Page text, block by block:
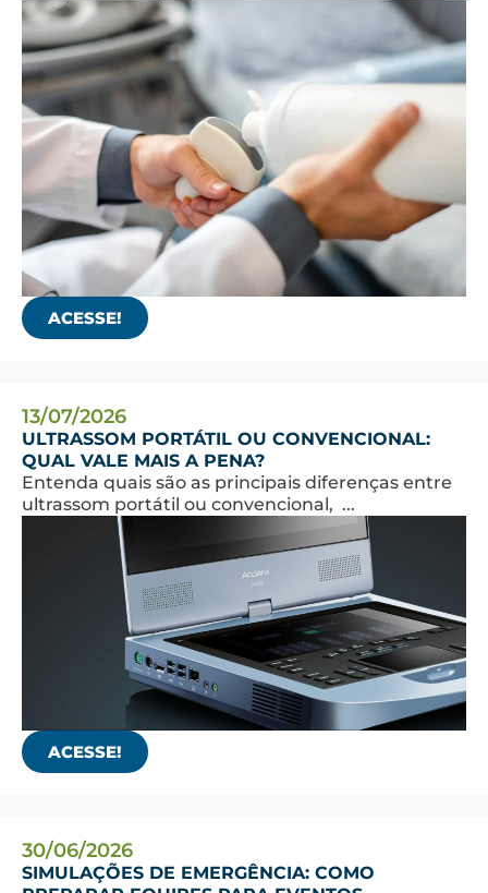
ACESSE!
13/07/2026
ULTRASSOM PORTÁTIL OU CONVENCIONAL:
QUAL VALE MAIS A PENA?
Entenda quais são as principais diferenças entre
ultrassom portátil ou convencional, ...
ACESSE!
30/06/2026
SIMULAÇÕES DE EMERGÊNCIA: COMO